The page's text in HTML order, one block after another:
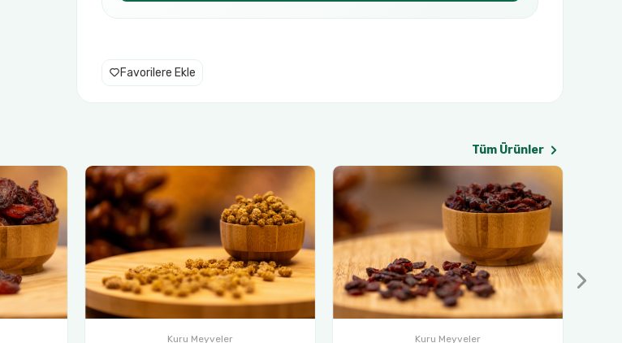
Favorilere Ekle
Tüm Ürünler
Kuru Meyveler
Kuru Meyveler
Kırmızı Erik Kurusu
400.00₺
% 11